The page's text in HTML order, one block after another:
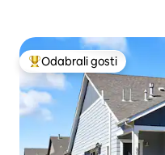
Među najviše
Odabrali gosti